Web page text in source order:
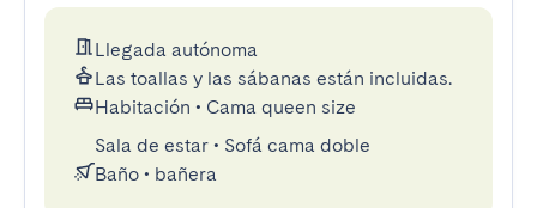
Llegada autónoma
Las toallas y las sábanas están incluidas.
Habitación • Cama queen size
Sala de estar • Sofá cama doble
Baño • bañera